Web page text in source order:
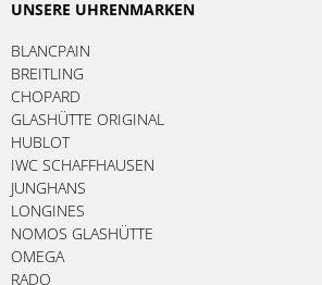
UNSERE UHRENMARKEN
BLANCPAIN
BREITLING
CHOPARD
GLASHÜTTE ORIGINAL
HUBLOT
IWC SCHAFFHAUSEN
JUNGHANS
LONGINES
NOMOS GLASHÜTTE
OMEGA
RADO